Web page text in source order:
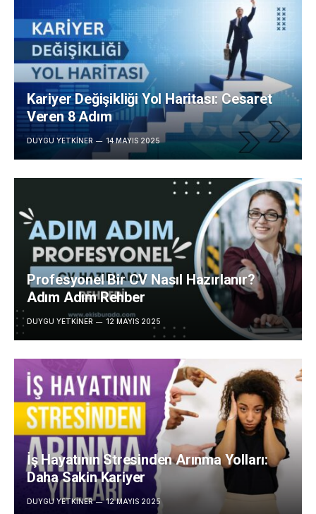
Kariyer Değişikliği Yol Haritası: Cesaret
Veren 8 Adım
DUYGU YETKINER 14 MAYIS 2025
Profesyonel Bir CV Nasıl Hazırlanır?
Adım Adım Rehber
DUYGU YETKINER 12 MAYIS 2025
İş Hayatının Stresinden Arınma Yolları:
Daha Sakin Kariyer
DUYGU YETKINER 12 MAYIS 2025